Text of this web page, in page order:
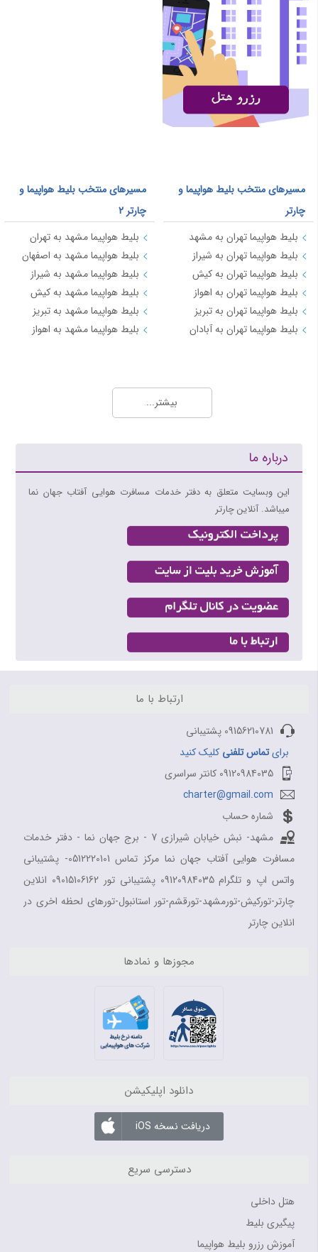
مسیرهای منتخب بلیط هواپیما و
چارتر
بلیط هواپیما تهران به مشهد
بلیط هواپیما تهران به شیراز
بلیط هواپیما تهران به کیش
بلیط هواپیما تهران به اهواز
بلیط هواپیما تهران به تبریز
بلیط هواپیما تهران به آبادان
مسیرهای منتخب بلیط هواپیما و
چارتر 2
بلیط هواپیما مشهد به تهران
بلیط هواپیما مشهد به اصفهان
بلیط هواپیما مشهد به شیراز
بلیط هواپیما مشهد به کیش
بلیط هواپیما مشهد به تبریز
بلیط هواپیما مشهد به اهواز
بلیط هواپیما کیش به تهران
بلیط هواپیما کیش به اصفهان
بلیط هواپیما کیش به اهواز
بلیط هواپیما کیش به بندرعباس
بلیط هواپیما اهواز به تهران
بلیط هواپیما اهواز به مشهد
بلیط هواپیما اصفهان به تهران
بلیط هواپیما اصفهان به مشهد
بلیط هواپیما شیراز به تهران
بلیط هواپیما شیراز به مشهد
بیشتر...
درباره ما
این وبسایت متعلق به دفتر خدمات مسافرت هوایی آفتاب جهان نما
میباشد. آنلاین چارتر
ارتباط با ما
09156210781 پشتیبانی
برایتماس تلفنی کلیک کنید
09120984035 کانتر سراسری
charter@gmail.com
شماره حساب
مشهد- نبش خیابان شیرازی 7 - برج جهان نما - دفتر خدمات
مسافرت هوایی آفتاب جهان نما مرکز تماس 0512220101- پشتیبانی
واتس اپ و تلگرام 09120984035 پشتیبانی تور 09015106162 انلاین
چارتر-تورکیش-تورمشهد-تورقشم-تور استانبول-تورهای لحظه اخری در
انلاین چارتر
مجوزها و نمادها
دانلود اپلیکیشن
دریافت نسخه iOS
دسترسی سریع
هتل داخلی
پیگیری بلیط
آموزش رزرو بلیط هواپیما